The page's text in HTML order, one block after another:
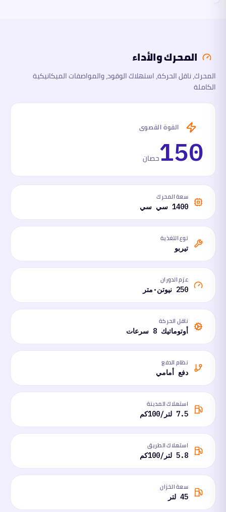
الأبعاد
ما
لها
وما
عليها
المحرك والأداء
المحرك، ناقل الحركة، استهلاك الوقود، والمواصفات الميكانيكية
الكاملة
القوة القصوى
150حصان
سعة المحرك
1400 سي سي
نوع التغذية
تيربو
عزم الدوران
250 نيوتن·متر
ناقل الحركة
أوتوماتيك 8 سرعات
نظام الدفع
دفع أمامي
استهلاك المدينة
7.5 لتر/100كم
استهلاك الطريق
5.8 لتر/100كم
سعة الخزان
45 لتر